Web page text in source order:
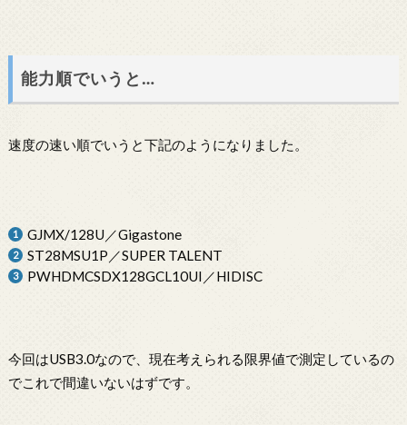
能力順でいうと…
速度の速い順でいうと下記のようになりました。
GJMX/128U／Gigastone
ST28MSU1P／SUPER TALENT
PWHDMCSDX128GCL10UI／HIDISC
今回はUSB3.0なので、現在考えられる限界値で測定しているの
でこれで間違いないはずです。